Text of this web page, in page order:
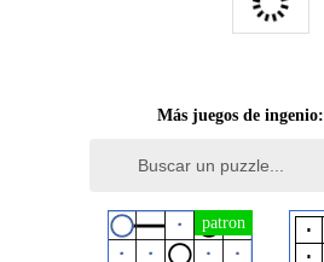
Más juegos de ingenio: